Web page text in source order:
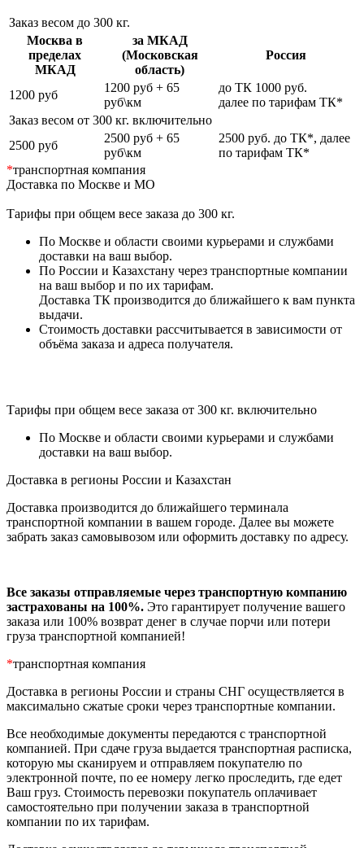
Заказ весом до 300 кг.
Москва в
пределах
МКАД
за МКАД
(Московская
область)
Россия
1200 руб
1200 руб + 65
руб\км
до ТК 1000 руб.
далее по тарифам ТК*
Заказ весом от 300 кг. включительно
2500 руб
2500 руб + 65
руб\км
2500 руб. до ТК*, далее
по тарифам ТК*
*транспортная компания
Доставка по Москве и МО
Тарифы при общем весе заказа до 300 кг.
По Москве и области своими курьерами и службами
доставки на ваш выбор.
По России и Казахстану через транспортные компании
на ваш выбор и по их тарифам.
Доставка ТК производится до ближайшего к вам пункта
выдачи.
Стоимость доставки рассчитывается в зависимости от
объёма заказа и адреса получателя.
Тарифы при общем весе заказа от 300 кг. включительно
По Москве и области своими курьерами и службами
доставки на ваш выбор.
Доставка в регионы России и Казахстан
Доставка производится до ближайшего терминала
транспортной компании в вашем городе. Далее вы можете
забрать заказ самовывозом или оформить доставку по адресу.
Все заказы отправляемые через транспортную компанию
застрахованы на 100%. Это гарантирует получение вашего
заказа или 100% возврат денег в случае порчи или потери
груза транспортной компанией!
*транспортная компания
Доставка в регионы России и страны СНГ осуществляется в
максимально сжатые сроки через транспортные компании.
Все необходимые документы передаются с транспортной
компанией. При сдаче груза выдается транспортная расписка,
которую мы сканируем и отправляем покупателю по
электронной почте, по ее номеру легко проследить, где едет
Ваш груз. Стоимость перевозки покупатель оплачивает
самостоятельно при получении заказа в транспортной
компании по их тарифам.